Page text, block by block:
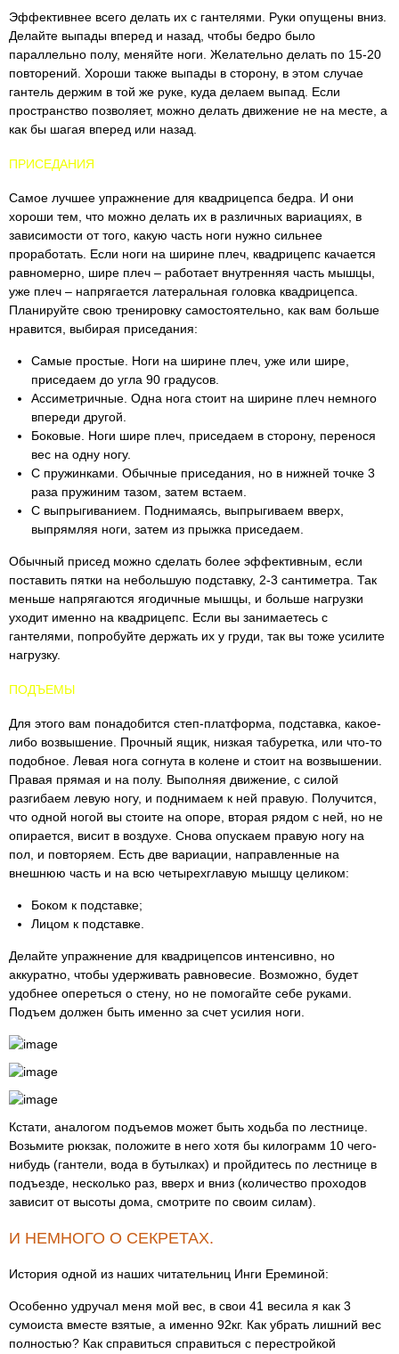
Эффективнее всего делать их с гантелями. Руки опущены вниз.
Делайте выпады вперед и назад, чтобы бедро было
параллельно полу, меняйте ноги. Желательно делать по 15-20
повторений. Хороши также выпады в сторону, в этом случае
гантель держим в той же руке, куда делаем выпад. Если
пространство позволяет, можно делать движение не на месте, а
как бы шагая вперед или назад.
ПРИСЕДАНИЯ
Самое лучшее упражнение для квадрицепса бедра. И они
хороши тем, что можно делать их в различных вариациях, в
зависимости от того, какую часть ноги нужно сильнее
проработать. Если ноги на ширине плеч, квадрицепс качается
равномерно, шире плеч – работает внутренняя часть мышцы,
уже плеч – напрягается латеральная головка квадрицепса.
Планируйте свою тренировку самостоятельно, как вам больше
нравится, выбирая приседания:
Самые простые. Ноги на ширине плеч, уже или шире,
приседаем до угла 90 градусов.
Ассиметричные. Одна нога стоит на ширине плеч немного
впереди другой.
Боковые. Ноги шире плеч, приседаем в сторону, перенося
вес на одну ногу.
С пружинками. Обычные приседания, но в нижней точке 3
раза пружиним тазом, затем встаем.
С выпрыгиванием. Поднимаясь, выпрыгиваем вверх,
выпрямляя ноги, затем из прыжка приседаем.
Обычный присед можно сделать более эффективным, если
поставить пятки на небольшую подставку, 2-3 сантиметра. Так
меньше напрягаются ягодичные мышцы, и больше нагрузки
уходит именно на квадрицепс. Если вы занимаетесь с
гантелями, попробуйте держать их у груди, так вы тоже усилите
нагрузку.
ПОДЪЕМЫ
Для этого вам понадобится степ-платформа, подставка, какое-
либо возвышение. Прочный ящик, низкая табуретка, или что-то
подобное. Левая нога согнута в колене и стоит на возвышении.
Правая прямая и на полу. Выполняя движение, с силой
разгибаем левую ногу, и поднимаем к ней правую. Получится,
что одной ногой вы стоите на опоре, вторая рядом с ней, но не
опирается, висит в воздухе. Снова опускаем правую ногу на
пол, и повторяем. Есть две вариации, направленные на
внешнюю часть и на всю четырехглавую мышцу целиком:
Боком к подставке;
Лицом к подставке.
Делайте упражнение для квадрицепсов интенсивно, но
аккуратно, чтобы удерживать равновесие. Возможно, будет
удобнее опереться о стену, но не помогайте себе руками.
Подъем должен быть именно за счет усилия ноги.
Кстати, аналогом подъемов может быть ходьба по лестнице.
Возьмите рюкзак, положите в него хотя бы килограмм 10 чего-
нибудь (гантели, вода в бутылках) и пройдитесь по лестнице в
подъезде, несколько раз, вверх и вниз (количество проходов
зависит от высоты дома, смотрите по своим силам).
И НЕМНОГО О СЕКРЕТАХ.
История одной из наших читательниц Инги Ереминой:
Особенно удручал меня мой вес, в свои 41 весила я как 3
сумоиста вместе взятые, а именно 92кг. Как убрать лишний вес
полностью? Как справиться справиться с перестройкой